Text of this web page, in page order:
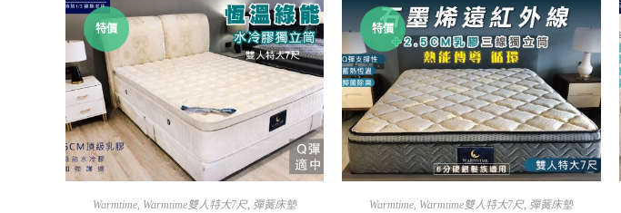
特價
Warmtime, Warmtime雙人特大7尺, 彈簧床墊
特價
Warmtime, Warmtime雙人特大7尺, 彈簧床墊